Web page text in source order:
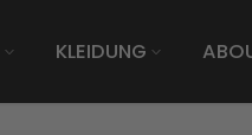
KLEIDUNG